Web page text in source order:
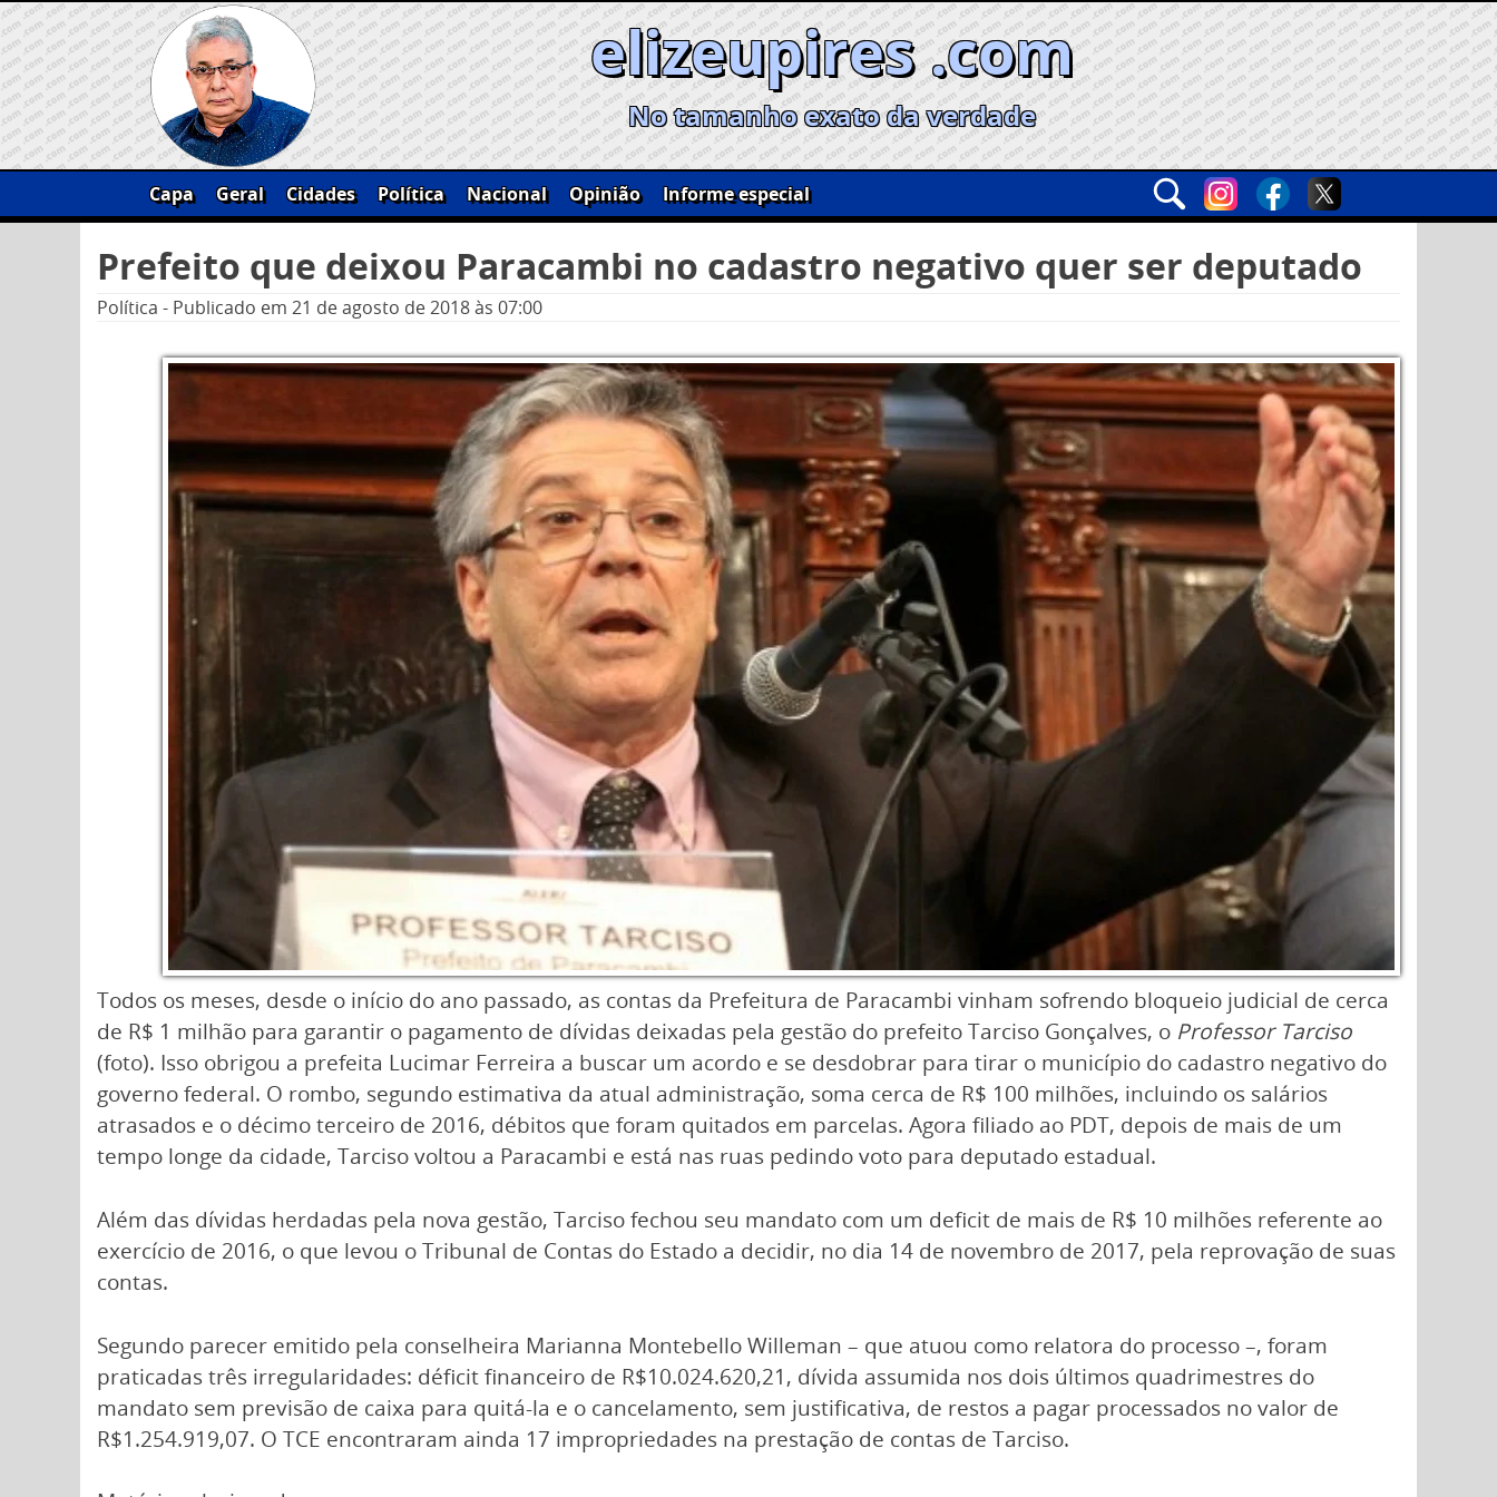
Skip
to
content
elizeupires .com
No tamanho exato da verdade
Capa Geral Cidades Política Nacional Opinião
Informe especial
por:
Prefeito que deixou Paracambi no cadastro negativo quer ser deputado
Política - Publicado em 21 de agosto de 2018às 07:00
Todos os meses, desde o início do ano passado, as contas da Prefeitura de Paracambi vinham sofrendo bloqueio judicial de cerca
de R$ 1 milhão para garantir o pagamento de dívidas deixadas pela gestão do prefeito Tarciso Gonçalves, o Professor Tarciso
(foto). Isso obrigou a prefeita Lucimar Ferreira a buscar um acordo e se desdobrar para tirar o município do cadastro negativo do
governo federal. O rombo, segundo estimativa da atual administração, soma cerca de R$ 100 milhões, incluindo os salários
atrasados e o décimo terceiro de 2016, débitos que foram quitados em parcelas. Agora filiado ao PDT, depois de mais de um
tempo longe da cidade, Tarciso voltou a Paracambi e está nas ruas pedindo voto para deputado estadual.
Além das dívidas herdadas pela nova gestão, Tarciso fechou seu mandato com um deficit de mais de R$ 10 milhões referente ao
exercício de 2016, o que levou o Tribunal de Contas do Estado a decidir, no dia 14 de novembro de 2017, pela reprovação de suas
contas.
Segundo parecer emitido pela conselheira Marianna Montebello Willeman – que atuou como relatora do processo –, foram
praticadas três irregularidades: déficit financeiro de R$10.024.620,21, dívida assumida nos dois últimos quadrimestres do
mandato sem previsão de caixa para quitá-la e o cancelamento, sem justificativa, de restos a pagar processados no valor de
R$1.254.919,07. O TCE encontraram ainda 17 impropriedades na prestação de contas de Tarciso.